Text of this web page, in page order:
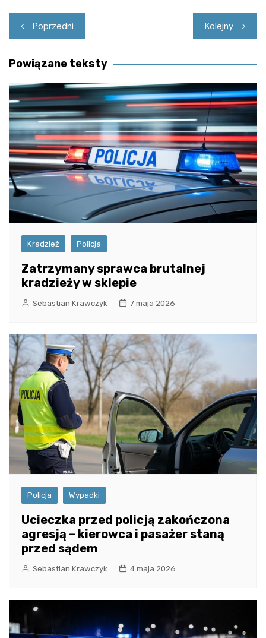
Nawigacja
wpisu
Poprzedni Kolejny
Powiązane teksty
Kradzież Policja
Zatrzymany sprawca brutalnej
kradzieży w sklepie
Sebastian Krawczyk 7 maja 2026
Policja Wypadki
Ucieczka przed policją zakończona
agresją – kierowca i pasażer staną
przed sądem
Sebastian Krawczyk 4 maja 2026